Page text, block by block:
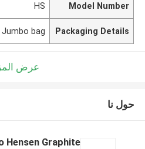
Model Number
HS
Packaging Details
Jumbo bag
عرض
حول نا
Hensen Graphite